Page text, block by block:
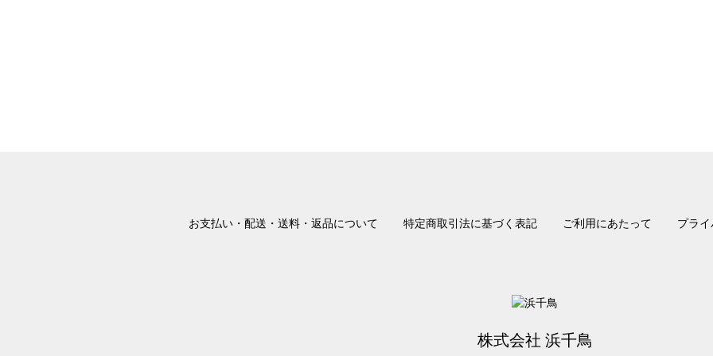
お支払い・配送・送料・返品について 特定商取引法に基づく表記 ご利用にあたって プラ
株式会社 浜千鳥